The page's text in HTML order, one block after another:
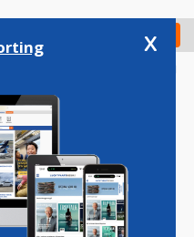
Check in
Vacatures
x